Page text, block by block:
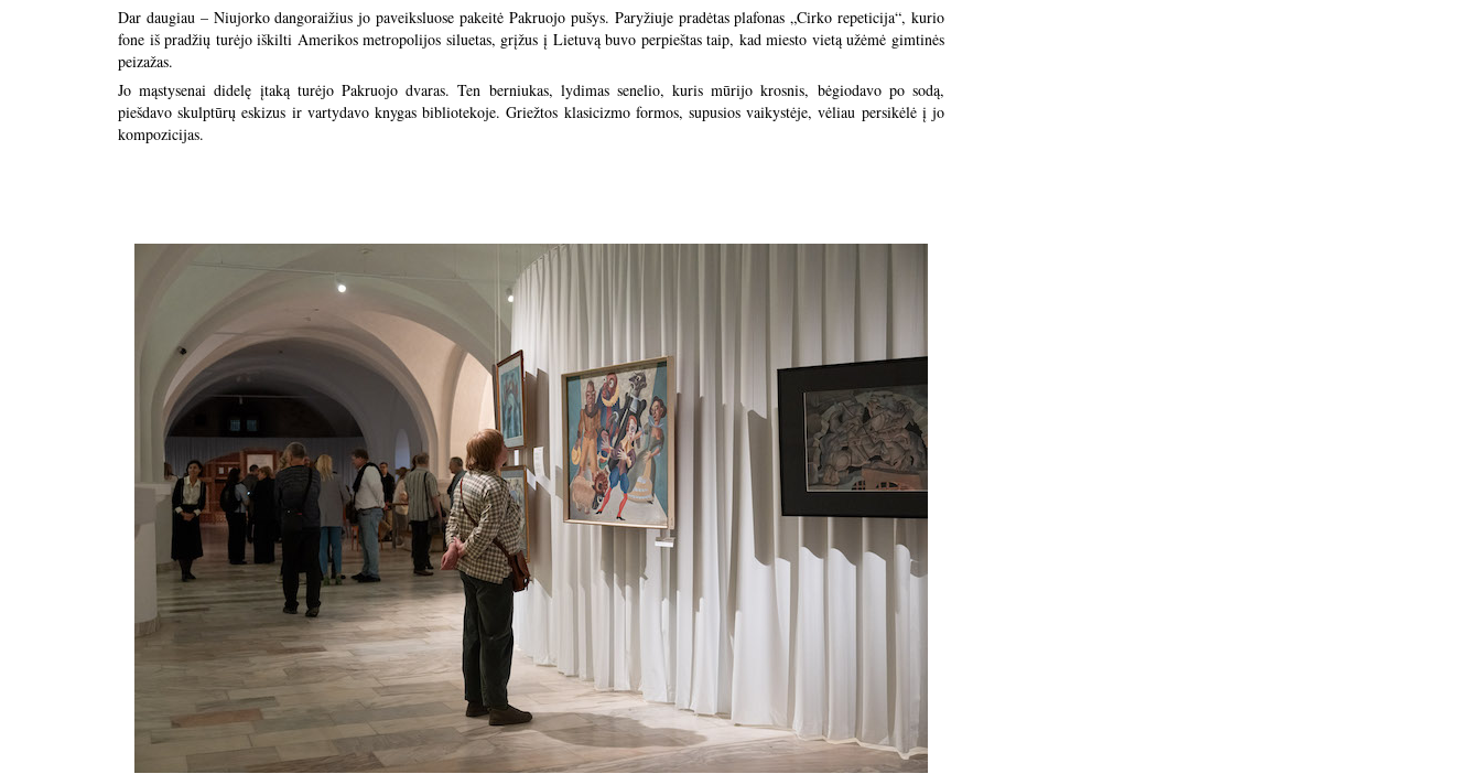
Dar daugiau – Niujorko dangoraižius jo paveiksluose pakeitė Pakruojo pušys. Paryžiuje pradėtas plafonas „Cirko repeticija“, kurio
fone iš pradžių turėjo iškilti Amerikos metropolijos siluetas, grįžus į Lietuvą buvo perpieštas taip, kad miesto vietą užėmė gimtinės
peizažas.
Jo mąstysenai didelę įtaką turėjo Pakruojo dvaras. Ten berniukas, lydimas senelio, kuris mūrijo krosnis, bėgiodavo po sodą,
piešdavo skulptūrų eskizus ir vartydavo knygas bibliotekoje. Griežtos klasicizmo formos, supusios vaikystėje, vėliau persikėlė į jo
kompozicijas.